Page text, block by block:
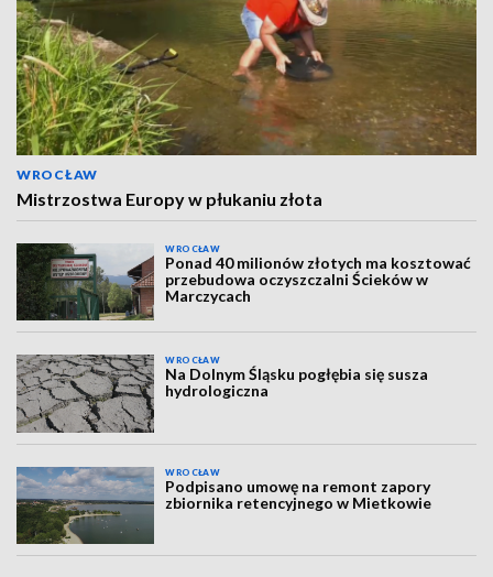
WROCŁAW
Mistrzostwa Europy w płukaniu złota
WROCŁAW
Ponad 40 milionów złotych ma kosztować
przebudowa oczyszczalni Ścieków w
Marczycach
WROCŁAW
Na Dolnym Śląsku pogłębia się susza
hydrologiczna
WROCŁAW
Podpisano umowę na remont zapory
zbiornika retencyjnego w Mietkowie